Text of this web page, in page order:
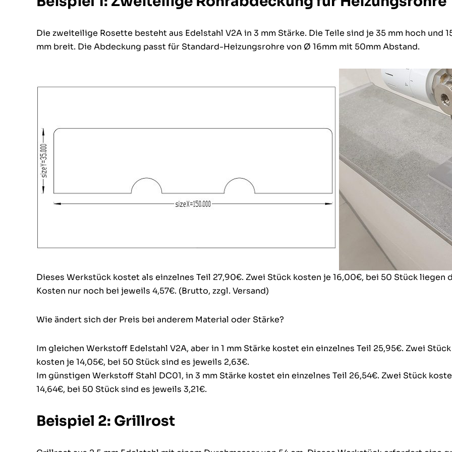
Die zweiteilige Rosette besteht aus Edelstahl V2A in 3 mm Stärke. Die Teile sind je 35 mm hoch und
mm breit. Die Abdeckung passt für Standard-Heizungsrohre von Ø 16mm mit 50mm Abstand.
Dieses Werkstück kostet als einzelnes Teil 27,90€. Zwei Stück kosten je 16,00€, bei 50 Stück liegen
Kosten nur noch bei jeweils 4,57€. (Brutto, zzgl. Versand)
Wie ändert sich der Preis bei anderem Material oder Stärke?
Im gleichen Werkstoff Edelstahl V2A, aber in 1 mm Stärke kostet ein einzelnes Teil 25,95€. Zwei Stück
kosten je 14,05€, bei 50 Stück sind es jeweils 2,63€.
Im günstigen Werkstoff Stahl DC01, in 3 mm Stärke kostet ein einzelnes Teil 26,54€. Zwei Stück
14,64€, bei 50 Stück sind es jeweils 3,21€.
Beispiel 2: Grillrost